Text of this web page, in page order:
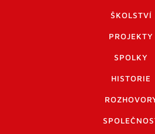
ŠKOLSTVÍ
PROJEKTY
SPOLKY
HISTORIE